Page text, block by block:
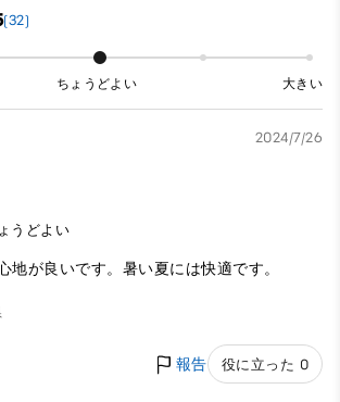
(32)
ちょうどよい 大きい
2024/7/26
うどよい
地が良いです。暑い夏には快適です。
報告 役に立った 0